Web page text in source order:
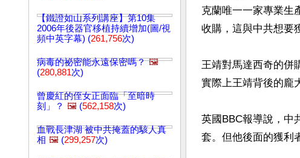
【鐵證如山系列講座】第10集
2006年後器官移植持續增加(圖/視
頻中英字幕) (261,756次)
病毒的祕密能永遠保密嗎？ 🖼️
(280,881次)
曾慶紅的侄女正面臨「至暗時
刻」？ 🖼️ (562,158次)
血戰長津湖 被中共掩蓋的駭人真
相 🖼️ (299,257次)
克蘭唯一一家專業生
收購，這與中共想要
王靖對馬達西奇的併
實際上王靖背後的龐
英國BBC報導說，中
套。但他後面的獲利